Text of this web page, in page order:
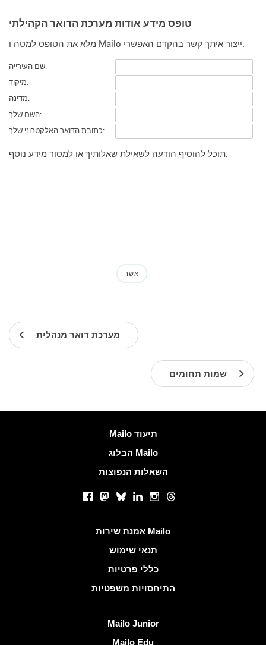
טופס מידע אודות מערכת הדואר הקהילתי
מלא את הטופס למטה ו Mailo ייצור איתך קשר בהקדם האפשרי.
שם העירייה:
מיקוד:
מדינה:
השם שלך:
כתובת הדואר האלקטרוני שלך:
תוכל להוסיף הודעה לשאילת שאלותיך או למסור מידע נוסף:
מערכת דואר מנהלית
שמות תחומים
Mailo תיעוד
הבלוג Mailo
השאלות הנפוצות
Facebook
Mastodon
BlueskyLinkedInInstagram
Threads
אמנת שירות Mailo
תנאי שימוש
כללי פרטיות
התיחסויות משפטיות
Mailo Junior
Mailo Edu